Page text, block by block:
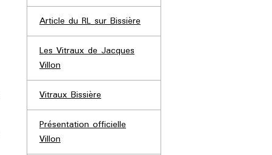
Article du RL sur Bissière
Les Vitraux de Jacques
Villon
Vitraux Bissière
Présentation officielle
Villon